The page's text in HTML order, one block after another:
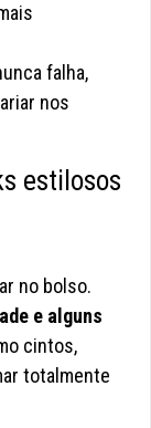
falha,
nos
estilosos
no bolso.
e alguns
cintos,
totalmente